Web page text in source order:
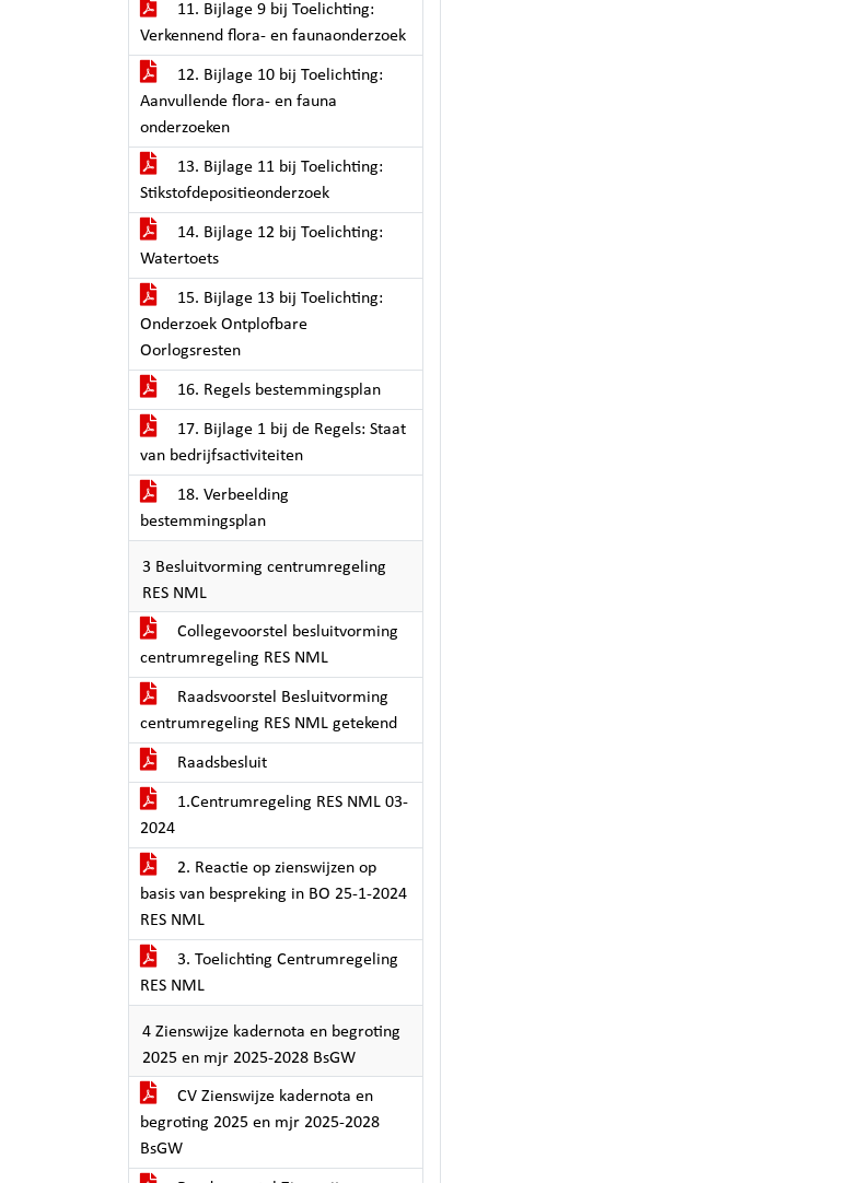
11. Bijlage 9 bij Toelichting:
Verkennend flora- en faunaonderzoek
12. Bijlage 10 bij Toelichting:
Aanvullende flora- en fauna
onderzoeken
13. Bijlage 11 bij Toelichting:
Stikstofdepositieonderzoek
14. Bijlage 12 bij Toelichting:
Watertoets
15. Bijlage 13 bij Toelichting:
Onderzoek Ontplofbare
Oorlogsresten
16. Regels bestemmingsplan
17. Bijlage 1 bij de Regels: Staat
van bedrijfsactiviteiten
18. Verbeelding
bestemmingsplan
3 Besluitvorming centrumregeling
RES NML
Collegevoorstel besluitvorming
centrumregeling RES NML
Raadsvoorstel Besluitvorming
centrumregeling RES NML getekend
Raadsbesluit
1.Centrumregeling RES NML 03-
2024
2. Reactie op zienswijzen op
basis van bespreking in BO 25-1-2024
RES NML
3. Toelichting Centrumregeling
RES NML
4 Zienswijze kadernota en begroting
2025 en mjr 2025-2028 BsGW
CV Zienswijze kadernota en
begroting 2025 en mjr 2025-2028
BsGW